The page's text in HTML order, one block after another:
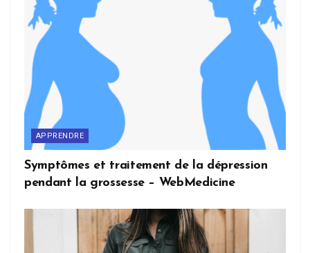
APPRENDRE
Symptômes et traitement de la dépression
pendant la grossesse – WebMedicine